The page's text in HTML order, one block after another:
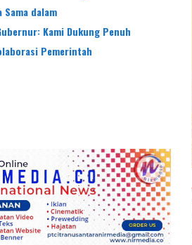
dalam
Kami Dukung Penuh
Pemerintah